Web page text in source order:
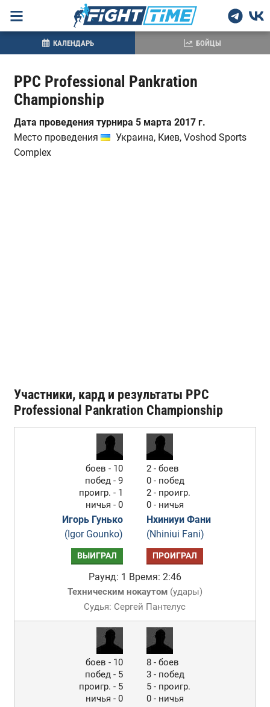
PPC Professional Pankration
Championship
Дата проведения турнира 5 марта 2017 г.
Место проведения
Украина, Киев, Voshod Sports
Complex
Участники, кард и результаты PPC
Professional Pankration Championship
боев - 10
побед - 9
проигр. - 1
ничья - 0
Игорь Гунько
(Igor Gounko)
2 - боев
0 - побед
2 - проигр.
0 - ничья
Нхиниуи Фани
(Nhiniui Fani)
ВЫИГРАЛ ПРОИГРАЛ
Раунд: 1 Время: 2:46
Техническим нокаутом(удары)
Судья: Сергей Пантелус
боев - 10
побед - 5
проигр. - 5
ничья - 0
8 - боев
3 - побед
5 - проигр.
0 - ничья
КАЛЕНДАРЬ БОЙЦЫ